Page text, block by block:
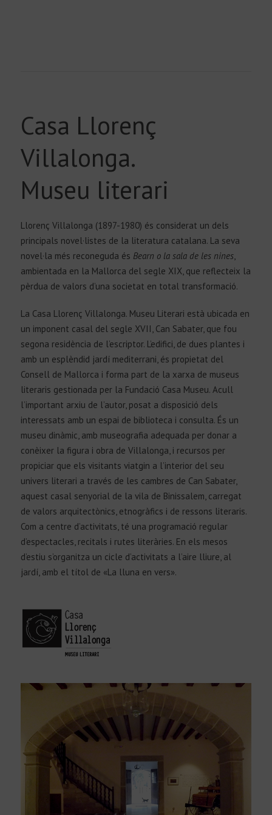
Casa Llorenç
Villalonga.
Museu literari
Llorenç Villalonga (1897-1980) és considerat un dels
principals novel·listes de la literatura catalana. La seva
novel·la més reconeguda és Bearn o la sala de les nines,
ambientada en la Mallorca del segle XIX, que reflecteix la
pèrdua de valors d’una societat en total transformació.
La Casa Llorenç Villalonga. Museu Literari està ubicada en
un imponent casal del segle XVII, Can Sabater, que fou
segona residència de l’escriptor. L’edifici, de dues plantes i
amb un esplèndid jardí mediterrani, és propietat del
Consell de Mallorca i forma part de la xarxa de museus
literaris gestionada per la Fundació Casa Museu. Acull
l’important arxiu de l’autor, posat a disposició dels
interessats amb un espai de biblioteca i consulta. És un
museu dinàmic, amb museografia adequada per donar a
conèixer la figura i obra de Villalonga, i recursos per
propiciar que els visitants viatgin a l’interior del seu
univers literari a través de les cambres de Can Sabater,
aquest casal senyorial de la vila de Binissalem, carregat
de valors arquitectònics, etnogràfics i de ressons literaris.
Com a centre d’activitats, té una programació regular
d’espectacles, recitals i rutes literàries. En els mesos
d’estiu s’organitza un cicle d’activitats a l’aire lliure, al
jardí, amb el títol de «La lluna en vers».